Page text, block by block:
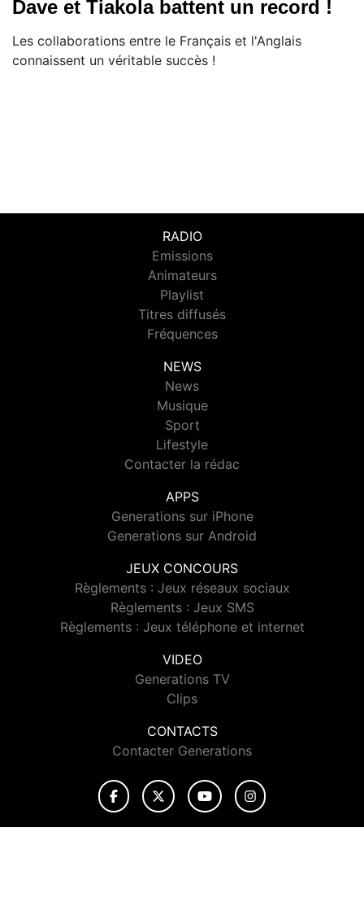
Dave et Tiakola battent un record !
Les collaborations entre le Français et l'Anglais
connaissent un véritable succès !
RADIO
Emissions
Animateurs
Playlist
Titres diffusés
Fréquences
NEWS
News
Musique
Sport
Lifestyle
Contacter la rédac
APPS
Generations sur iPhone
Generations sur Android
JEUX CONCOURS
Règlements : Jeux réseaux sociaux
Règlements : Jeux SMS
Règlements : Jeux téléphone et internet
VIDEO
Generations TV
Clips
CONTACTS
Contacter Generations